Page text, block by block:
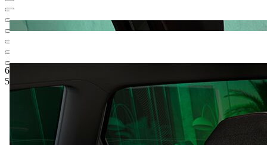
665 200 Kč
575 899 Kč